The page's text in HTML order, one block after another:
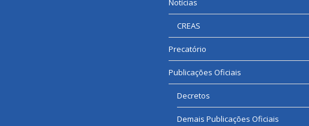
Notícias
CREAS
Precatório
Publicações Oficiais
Decretos
Demais Publicações Oficiais